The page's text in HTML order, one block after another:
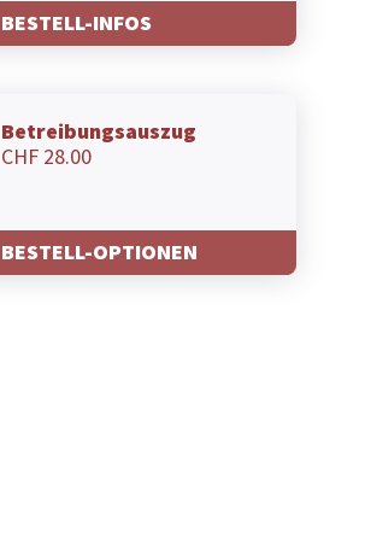
BESTELL-INFOS
Betreibungsauszug
CHF 28.00
BESTELL-OPTIONEN